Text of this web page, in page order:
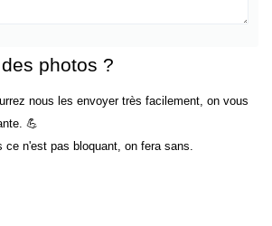
photos ?
nous les envoyer très facilement, on vous
💪
ce n'est pas bloquant, on fera sans.